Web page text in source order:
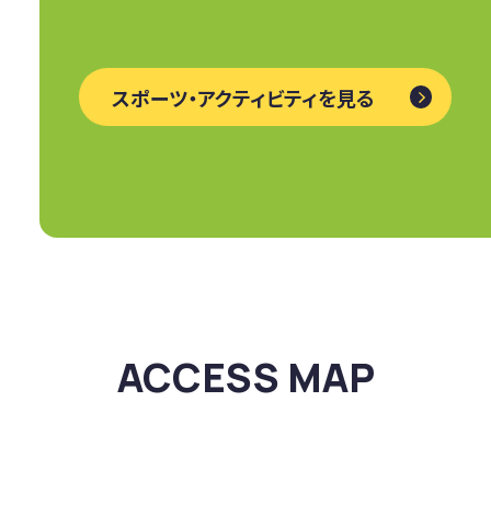
スポーツ・アクティビティを見る
ACCESS MAP